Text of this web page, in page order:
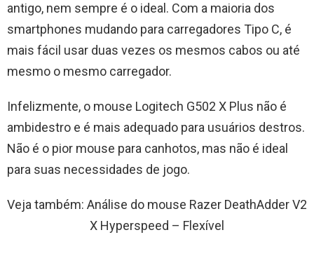
antigo, nem sempre é o ideal. Com a maioria dos
smartphones mudando para carregadores Tipo C, é
mais fácil usar duas vezes os mesmos cabos ou até
mesmo o mesmo carregador.
Infelizmente, o mouse Logitech G502 X Plus não é
ambidestro e é mais adequado para usuários destros.
Não é o pior mouse para canhotos, mas não é ideal
para suas necessidades de jogo.
Veja também: Análise do mouse Razer DeathAdder V2
X Hyperspeed – Flexível